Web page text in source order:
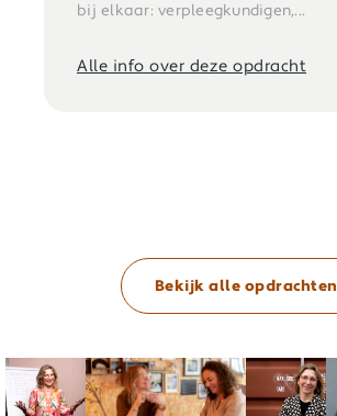
bij elkaar: verpleegkundigen,...
Alle info over deze opdracht
Bekijk alle opdrachten